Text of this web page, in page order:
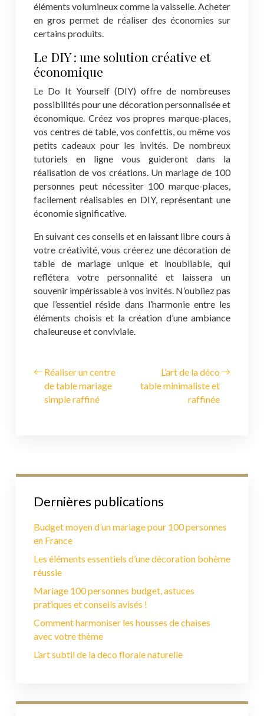
éléments volumineux comme la vaisselle. Acheter
en gros permet de réaliser des économies sur
certains produits.
Le DIY : une solution créative et
économique
Le Do It Yourself (DIY) offre de nombreuses
possibilités pour une décoration personnalisée et
économique. Créez vos propres marque-places,
vos centres de table, vos confettis, ou même vos
petits cadeaux pour les invités. De nombreux
tutoriels en ligne vous guideront dans la
réalisation de vos créations. Un mariage de 100
personnes peut nécessiter 100 marque-places,
facilement réalisables en DIY, représentant une
économie significative.
En suivant ces conseils et en laissant libre cours à
votre créativité, vous créerez une décoration de
table de mariage unique et inoubliable, qui
reflétera votre personnalité et laissera un
souvenir impérissable à vos invités. N’oubliez pas
que l’essentiel réside dans l’harmonie entre les
éléments choisis et la création d’une ambiance
chaleureuse et conviviale.
Réaliser un centre
de table mariage
simple raffiné
L’art de la déco
table minimaliste et
raffinée
Dernières publications
Budget moyen d’un mariage pour 100 personnes
en France
Les éléments essentiels d’une décoration bohème
réussie
Mariage 100 personnes budget, astuces
pratiques et conseils avisés !
Comment harmoniser les housses de chaises
avec votre thème
L’art subtil de la deco florale naturelle